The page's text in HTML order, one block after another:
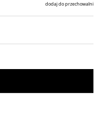
dodaj do przechowalni